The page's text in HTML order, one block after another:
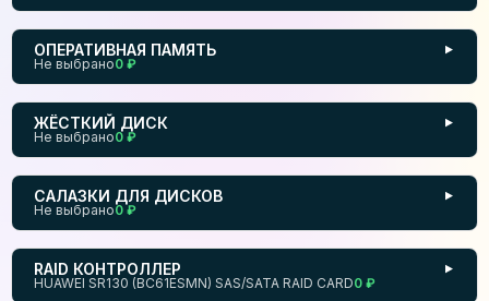
ОПЕРАТИВНАЯ ПАМЯТЬ
Не выбрано0 ₽
▼
ЖЁСТКИЙ ДИСК
Не выбрано0 ₽
▼
САЛАЗКИ ДЛЯ ДИСКОВ
Не выбрано0 ₽
▼
RAID КОНТРОЛЛЕР
HUAWEI SR130 (BC61ESMN) SAS/SATA RAID CARD0 ₽
▼